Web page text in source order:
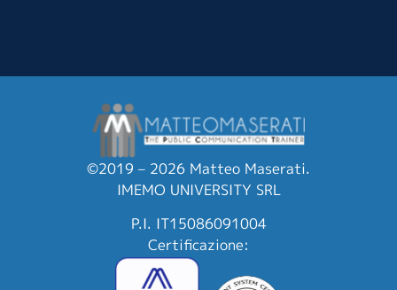
©2019 – 2026 Matteo Maserati.
IMEMO UNIVERSITY SRL
P.I. IT15086091004
Certificazione: